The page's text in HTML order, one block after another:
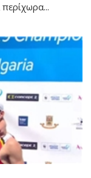
περίχωρα...